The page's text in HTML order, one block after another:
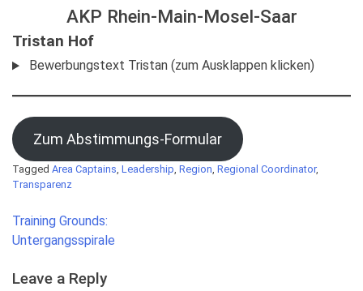
AKP Rhein-Main-Mosel-Saar
Tristan Hof
Bewerbungstext Tristan (zum Ausklappen klicken)
Zum Abstimmungs-Formular
Tagged Area Captains, Leadership, Region, Regional Coordinator,
Transparenz
Post
navigation
Training Grounds:
Untergangsspirale
Leave a Reply